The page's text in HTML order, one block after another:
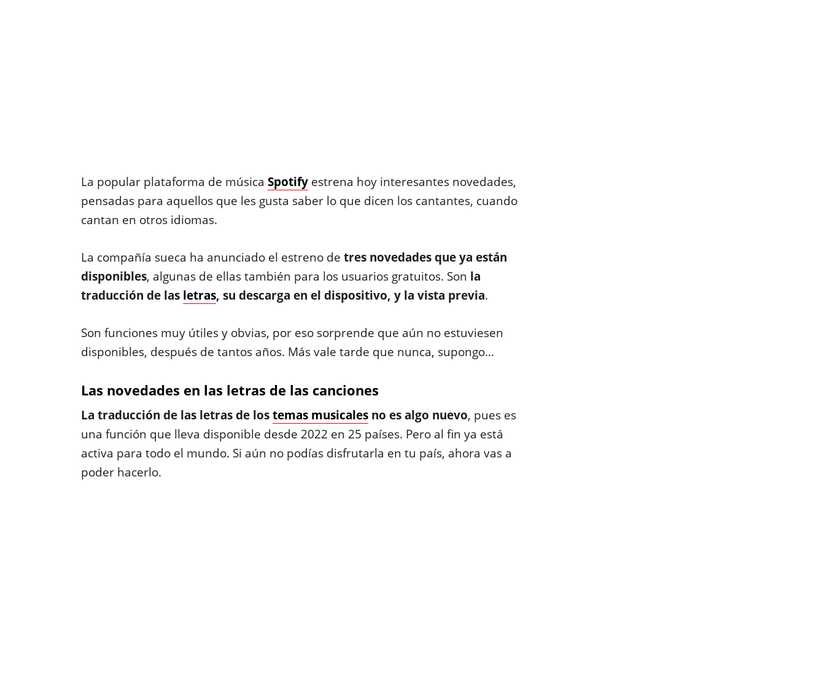
La popular plataforma de música Spotifyestrena hoy interesantes novedades,
pensadas para aquellos que les gusta saber lo que dicen los cantantes, cuando
cantan en otros idiomas.
La compañía sueca ha anunciado el estreno de tres novedades que ya están
disponibles, algunas de ellas también para los usuarios gratuitos. Son la
traducción de las letras, su descarga en el dispositivo, y la vista previa.
Son funciones muy útiles y obvias, por eso sorprende que aún no estuviesen
disponibles, después de tantos años. Más vale tarde que nunca, supongo…
Las novedades en las letras de las canciones
La traducción de las letras de lostemas musicalesno es algo nuevo, pues es
una función que lleva disponible desde 2022 en 25 países. Pero al fin ya está
activa para todo el mundo. Si aún no podías disfrutarla en tu país, ahora vas a
poder hacerlo.